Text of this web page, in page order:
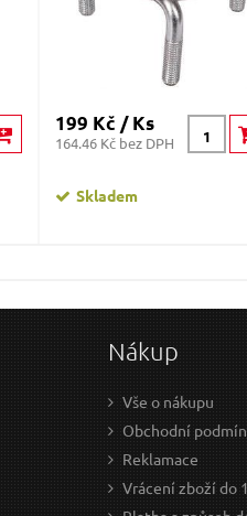
199 Kč / Ks
164.46 Kč bez DPH
Skladem
Nákup
Vše o nákupu
Obchodní
Reklamace
Vrácení zboží do